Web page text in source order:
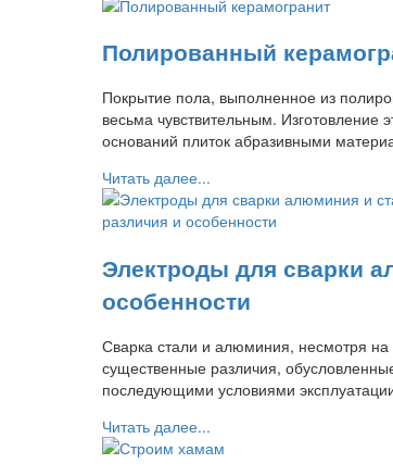
Полированный
Покрытие пола, выполненное из
весьма чувствительным. Изготовление
оснований плиток абразивными
Читать далее...
Электроды для сварки
особенности
Сварка стали и алюминия, несмотря на
существенные различия,
последующими условиями
Читать далее...